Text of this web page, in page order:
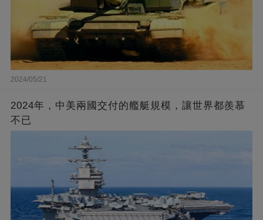
2024/05/21
2024年，中美兩國交付的艦艇規模，讓世界都羨慕
不已